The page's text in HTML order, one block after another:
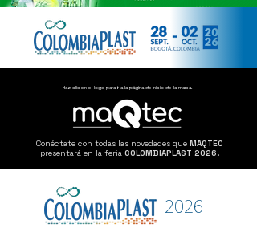
Haz clic en el logo para ir a la página de inicio de la marca.
Conéctate con todas las novedades que MAQTEC
presentará en la feria COLOMBIAPLAST 2026.
2026